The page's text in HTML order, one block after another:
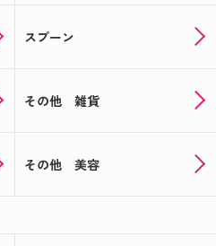
スプーン
その他 雑貨
その他 美容